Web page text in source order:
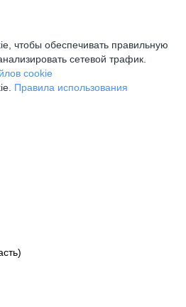
чтобы обеспечивать правильную
сетевой трафик.
cookie
Правила использования